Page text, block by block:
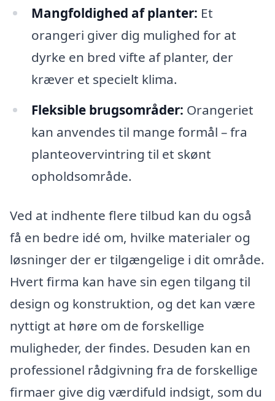
Mangfoldighed af planter: Et
orangeri giver dig mulighed for at
dyrke en bred vifte af planter, der
kræver et specielt klima.
Fleksible brugsområder: Orangeriet
kan anvendes til mange formål – fra
planteovervintring til et skønt
opholdsområde.
Ved at indhente flere tilbud kan du også
få en bedre idé om, hvilke materialer og
løsninger der er tilgængelige i dit område.
Hvert firma kan have sin egen tilgang til
design og konstruktion, og det kan være
nyttigt at høre om de forskellige
muligheder, der findes. Desuden kan en
professionel rådgivning fra de forskellige
firmaer give dig værdifuld indsigt, som du